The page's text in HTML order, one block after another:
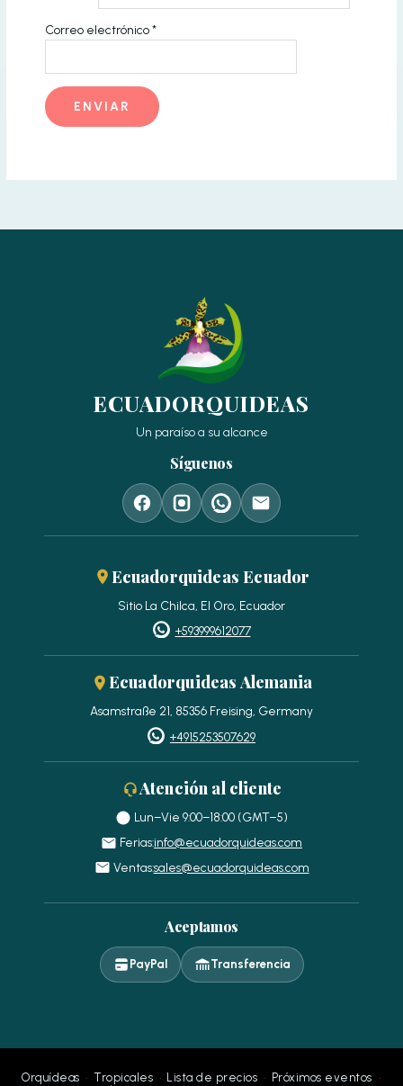
Correo electrónico*
ECUADORQUIDEAS
Un paraíso a su alcance
Síguenos
Ecuadorquideas Ecuador
Sitio La Chilca, El Oro, Ecuador
+593999612077
Ecuadorquideas Alemania
Asamstraße 21, 85356 Freising, Germany
+4915253507629
Atención al cliente
Lun–Vie 9:00–18:00 (GMT−5)
Ferias:info@ecuadorquideas.com
Ventas:sales@ecuadorquideas.com
Aceptamos
PayPal Transferencia
Orquídeas · Tropicales · Lista de precios · Próximos eventos ·